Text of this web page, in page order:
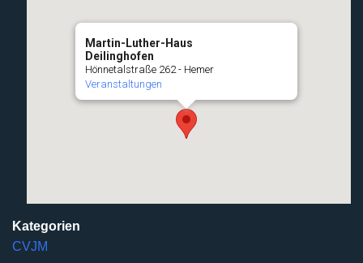
Martin-Luther-Haus
Deilinghofen
Hönnetalstraße 262 - Hemer
Veranstaltungen
Kategorien
CVJM